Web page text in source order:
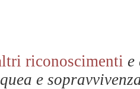
riconoscimenti e
e